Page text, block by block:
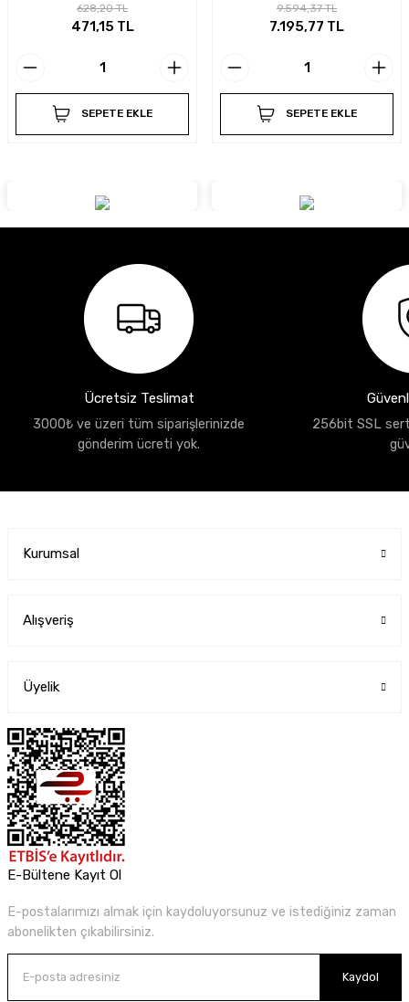
628,20 TL
471,15 TL
SEPETE EKLE
9.594,37 TL
7.195,77 TL
SEPETE EKLE
Ücretsiz Teslimat
3000₺ ve üzeri tüm siparişlerinizde
gönderim ücreti yok.
256bit SSL
Kurumsal
Alışveriş
Üyelik
E-Bültene Kayıt Ol
E-postalarımızı almak için kaydoluyorsunuz ve istediğiniz zaman
abonelikten çıkabilirsiniz.
Kaydol